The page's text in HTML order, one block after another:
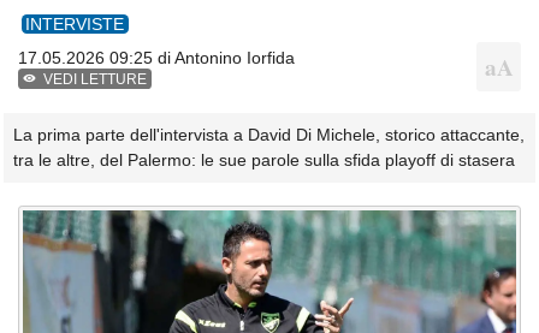
INTERVISTE
17.05.2026 09:25 diAntonino Iorfida
VEDI LETTURE
La prima parte dell'intervista a David Di Michele, storico attaccante,
tra le altre, del Palermo: le sue parole sulla sfida playoff di stasera